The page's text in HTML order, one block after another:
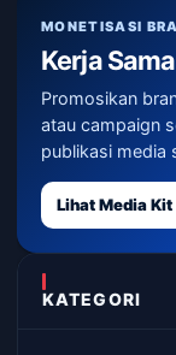
MONETISASI
Kerja
Promosikan
atau campaign
publikasi media
Lihat Media Kit
KATEGORI